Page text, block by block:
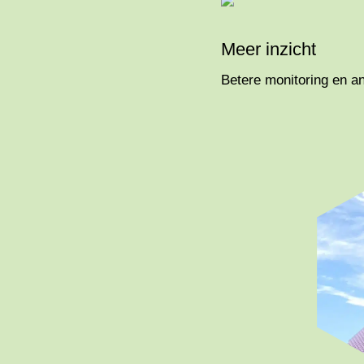
Meer inzicht
Betere monitoring en